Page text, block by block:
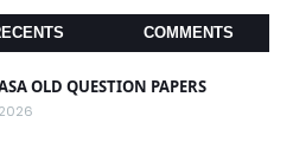
COMMENTS
OLD QUESTION PAPERS